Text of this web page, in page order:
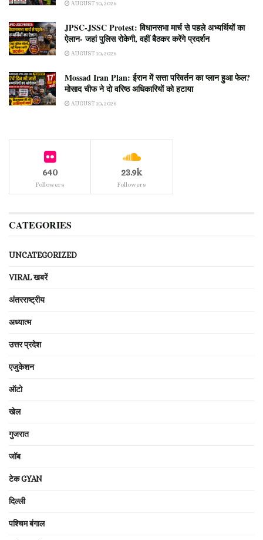
AUGUST 10, 2026
JPSC-JSSC Protest: विधानसभा मार्च से पहले अभ्यर्थियों का
ऐलान- जहां पुलिस रोकेगी, वहीं बैठकर करेंगे प्रदर्शन
AUGUST 10, 2026
Mossad Iran Plan: ईरान में सत्ता परिवर्तन का प्लान हुआ फेल?
मोसाद चीफ ने दो वरिष्ठ अधिकारियों को हटाया
AUGUST 10, 2026
640
Followers
23.9k
Followers
CATEGORIES
UNCATEGORIZED
VIRAL खबरें
अंतरराष्ट्रीय
अध्यात्म
उत्तर प्रदेश
एजुकेशन
ऑटो
खेल
गुजरात
जॉब
टेक GYAN
दिल्ली
पश्चिम बंगाल